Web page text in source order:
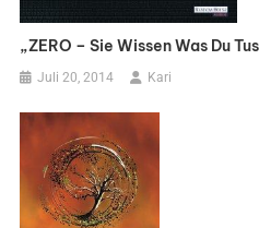
„ZERO – Sie Wissen Was Du
Juli 20, 2014 Kari